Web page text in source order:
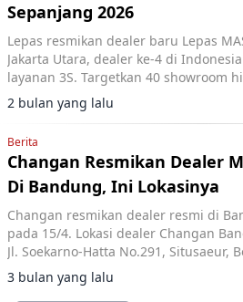
Sepanjang 2026
Lepas resmikan dealer baru Lepas
Jakarta Utara, dealer ke-4 di
layanan 3S. Targetkan 40 showroom
akhir 2026.
2 bulan yang lalu
Berita
Changan Resmikan Dealer
Di Bandung, Ini Lokasinya
Changan resmikan dealer resmi di
pada 15/4. Lokasi dealer Changan
Jl. Soekarno-Hatta No.291, Situsaeur,
Kidul, lengkap fasilitas 3S.
3 bulan yang lalu